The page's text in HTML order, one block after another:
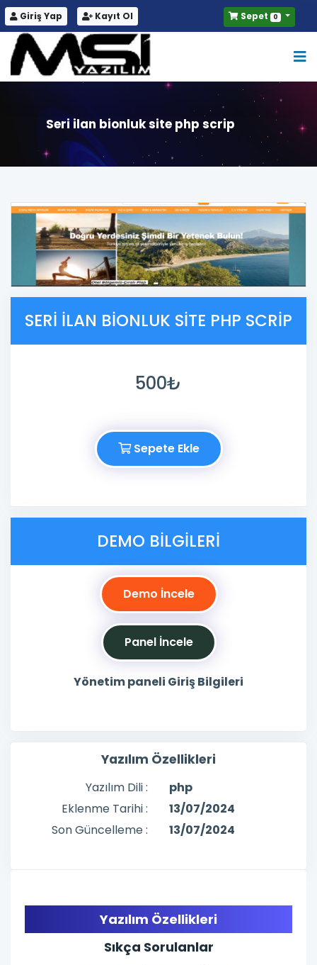
Giriş Yap Kayıt Ol Sepet 0
Seri ilan bionluk site php scrip
SERI ILAN BIONLUK SITE PHP SCRIP
500₺
Sepete Ekle
DEMO BILGILERI
Demo İncele
Panel İncele
Yönetim paneli Giriş Bilgileri
Yazılım Özellikleri
Yazılım Dili :
php
Eklenme Tarihi :
13/07/2024
Son Güncelleme :
13/07/2024
Yazılım Özellikleri
Sıkça Sorulanlar